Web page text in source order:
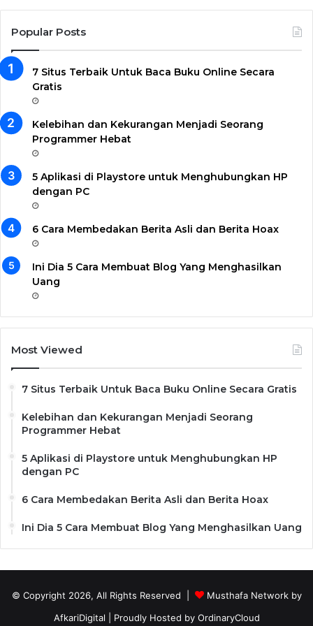
Popular Posts
7 Situs Terbaik Untuk Baca Buku Online Secara
Gratis
Kelebihan dan Kekurangan Menjadi Seorang
Programmer Hebat
5 Aplikasi di Playstore untuk Menghubungkan HP
dengan PC
6 Cara Membedakan Berita Asli dan Berita Hoax
Ini Dia 5 Cara Membuat Blog Yang Menghasilkan
Uang
Most Viewed
7 Situs Terbaik Untuk Baca Buku Online Secara Gratis
Kelebihan dan Kekurangan Menjadi Seorang
Programmer Hebat
5 Aplikasi di Playstore untuk Menghubungkan HP
dengan PC
6 Cara Membedakan Berita Asli dan Berita Hoax
Ini Dia 5 Cara Membuat Blog Yang Menghasilkan Uang
© Copyright 2026, All Rights Reserved |
Musthafa Network by
AfkariDigital | Proudly Hosted by OrdinaryCloud